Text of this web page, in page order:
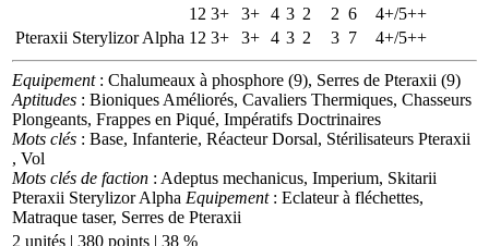
12 3+ 3+ 4 3 2 2 6
4+/5++
Pteraxii Sterylizor Alpha 12 3+ 3+ 4 3 2 3 7 4+/5++
Equipement: Chalumeaux à phosphore (9), Serres de Pteraxii (9)
Aptitudes : Bioniques Améliorés, Cavaliers Thermiques, Chasseurs
Plongeants, Frappes en Piqué, Impératifs Doctrinaires
Mots clés : Base, Infanterie, Réacteur Dorsal, Stérilisateurs Pteraxii
, Vol
Mots clés de faction : Adeptus mechanicus, Imperium, Skitarii
Pteraxii Sterylizor Alpha Equipement: Eclateur à fléchettes,
Matraque taser, Serres de Pteraxii
2 unités | 380 points | 38 %